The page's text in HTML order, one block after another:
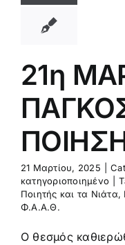
21η
21 Μαρτίου, 2025
κατηγοριοποιημένο
Ποιητής και τα Νιάτα,
Φ.Α.Α.Θ.
Ο θεσμός